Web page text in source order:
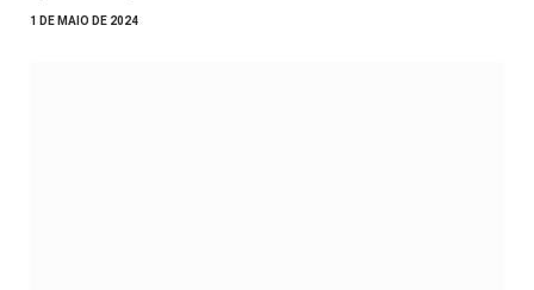
1 DE MAIO DE 2024